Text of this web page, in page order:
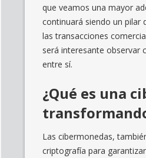
que veamos una mayor
continuará siendo un pilar
las transacciones
será interesante observar
entre sí.
¿Qué es una
Las cibermonedas,
criptografía para